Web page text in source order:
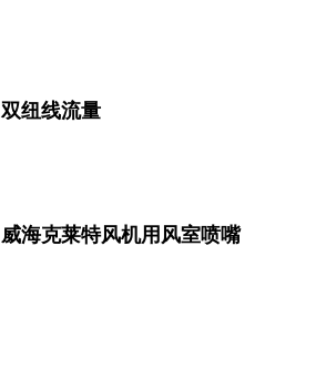
双纽线流量
威海克莱特风机用风室喷嘴